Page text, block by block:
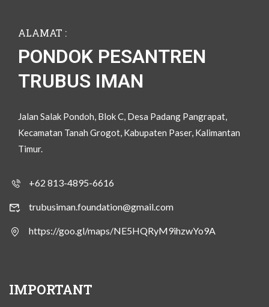
ALAMAT :
PONDOK PESANTREN
TRUBUS IMAN
Jalan Salak Pondoh, Blok C, Desa Padang Pangrapat,
Kecamatan Tanah Grogot, Kabupaten Paser, Kalimantan
Timur.
+62 813-4895-6616
trubusiman.foundation@gmail.com
https://goo.gl/maps/NE5HQRyM9ihzwYo9A
IMPORTANT